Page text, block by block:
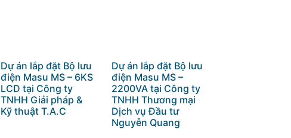
Dự án lắp đặt Bộ lưu
điện Masu MS – 6KS
LCD tại Công ty
TNHH Giải pháp &
Kỹ thuật T.A.C
Dự án lắp đặt Bộ lưu
điện Masu MS –
2200VA tại Công ty
TNHH Thương mại
Dịch vụ Đầu tư
Nguyễn Quang